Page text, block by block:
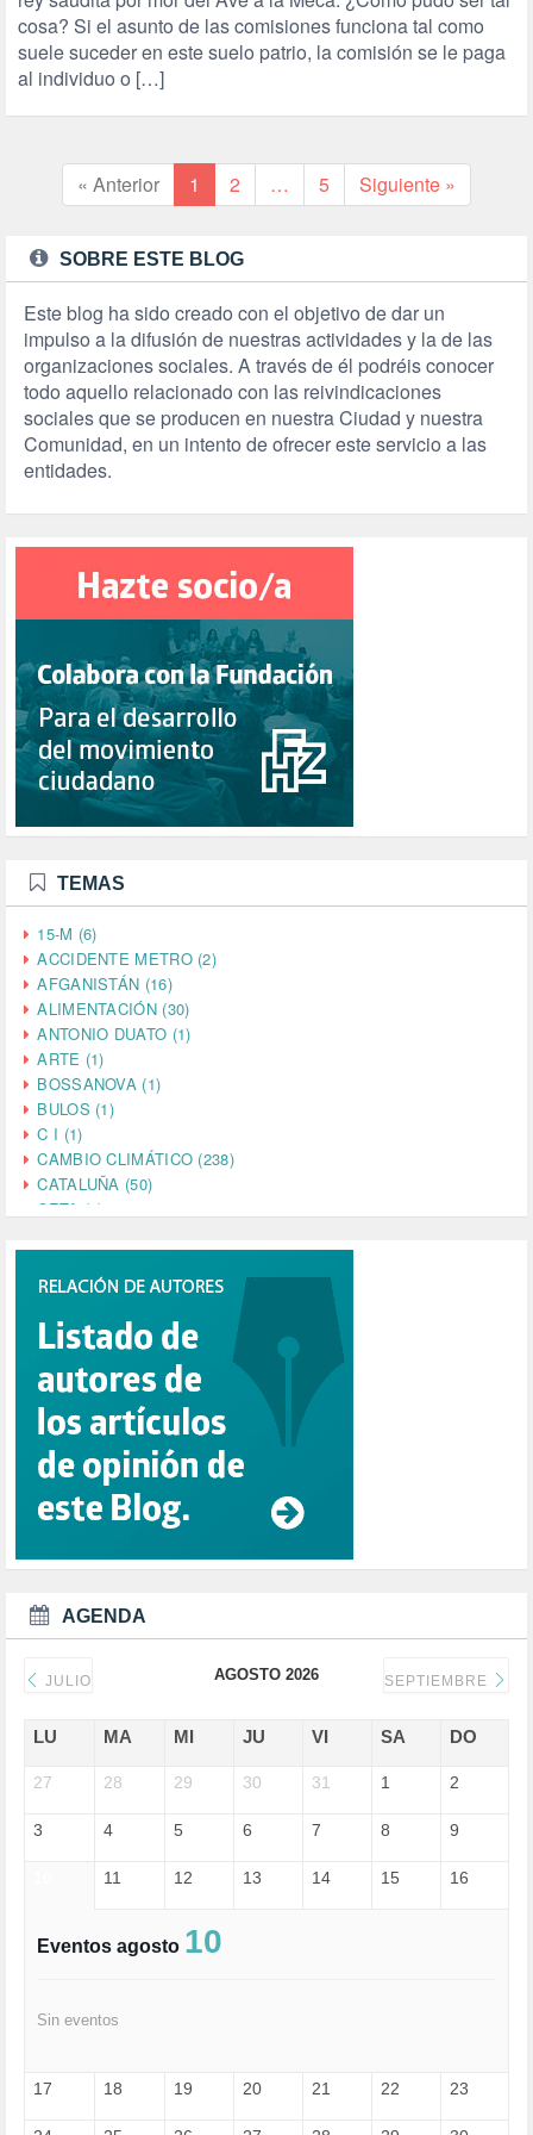
cosa? Si el asunto de las comisiones funciona tal como
suele suceder en este suelo patrio, la comisión se le paga
al individuo o […]
« Anterior 1 2 … 5 Siguiente »
SOBRE ESTE BLOG
Este blog ha sido creado con el objetivo de dar un
impulso a la difusión de nuestras actividades y la de las
organizaciones sociales. A través de él podréis conocer
todo aquello relacionado con las reivindicaciones
sociales que se producen en nuestra Ciudad y nuestra
Comunidad, en un intento de ofrecer este servicio a las
entidades.
TEMAS
15-M (6)
ACCIDENTE METRO (2)
AFGANISTÁN (16)
ALIMENTACIÓN (30)
ANTONIO DUATO (1)
ARTE (1)
BOSSANOVA (1)
BULOS (1)
C I (1)
CAMBIO CLIMÁTICO (238)
CATALUÑA (50)
CETA (2)
CINE (35)
COMPROMISO (2)
CONSUMO (1)
CORONAVIRUS (155)
CORRUPCIÓN (215)
CULTURA (704)
DANA (78)
DD.HH. (1)
DEMOCRACIA (1)
DEMOCRAIA (1)
DEPORTES (2)
DERECHOS SOCIALES (740)
DONALD TRUMP (82)
EDGAR MORIN (1)
EMIGRACIÓN (4)
ESPECULACIÓN (2)
FASCISMO (57)
FEMINISMO (504)
FILOSOFÍA (6)
GENOCIDIO (1)
HUMOR (1)
AGENDA
JULIO AGOSTO 2026 SEPTIEMBRE
LU MA MI JU VI SA DO
27 28 29 30 31 1 2
3 4 5 6 7 8 9
11 12 13 14 15 16
Eventos agosto 10
Sin eventos
17 18 19 20 21 22 23